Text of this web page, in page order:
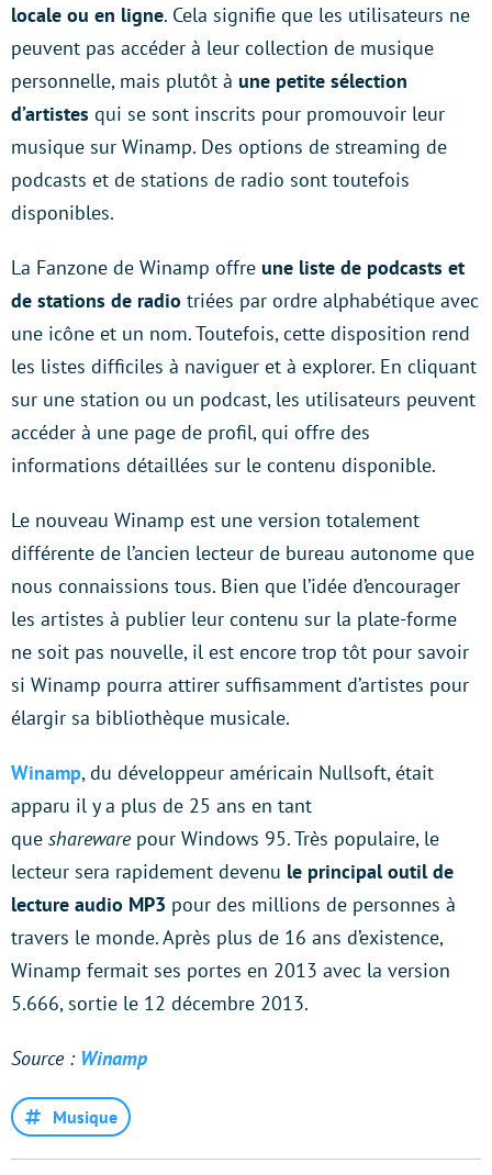
locale ou en ligne. Cela signifie que les utilisateurs ne
peuvent pas accéder à leur collection de musique
personnelle, mais plutôt à une petite sélection
d’artistes qui se sont inscrits pour promouvoir leur
musique sur Winamp. Des options de streaming de
podcasts et de stations de radio sont toutefois
disponibles.
La Fanzone de Winamp offre une liste de podcasts et
de stations de radio triées par ordre alphabétique avec
une icône et un nom. Toutefois, cette disposition rend
les listes difficiles à naviguer et à explorer. En cliquant
sur une station ou un podcast, les utilisateurs peuvent
accéder à une page de profil, qui offre des
informations détaillées sur le contenu disponible.
Le nouveau Winamp est une version totalement
différente de l’ancien lecteur de bureau autonome que
nous connaissions tous. Bien que l’idée d’encourager
les artistes à publier leur contenu sur la plate-forme
ne soit pas nouvelle, il est encore trop tôt pour savoir
si Winamp pourra attirer suffisamment d’artistes pour
élargir sa bibliothèque musicale.
Winamp, du développeur américain Nullsoft, était
apparu il y a plus de 25 ans en tant
que sharewarepour Windows 95. Très populaire, le
lecteur sera rapidement devenu le principal outil de
lecture audio MP3 pour des millions de personnes à
travers le monde. Après plus de 16 ans d’existence,
Winamp fermait ses portes en 2013 avec la version
5.666, sortie le 12 décembre 2013.
Source : Winamp
Musique